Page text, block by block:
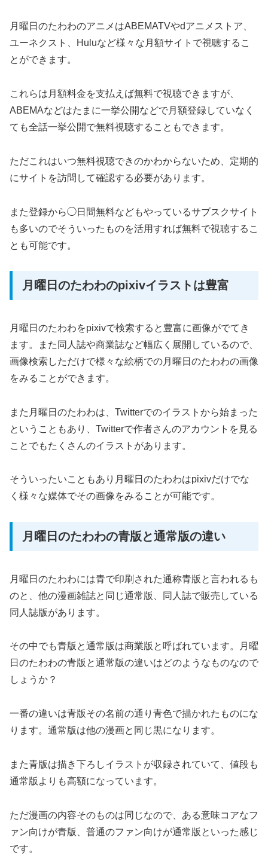
月曜日のたわわのアニメはABEMATVやdアニメストア、
ユーネクスト、Huluなど様々な月額サイトで視聴するこ
とができます。
これらは月額料金を支払えば無料で視聴できますが、
ABEMAなどはたまに一挙公開などで月額登録していなく
ても全話一挙公開で無料視聴することもできます。
ただこれはいつ無料視聴できのかわからないため、定期的
にサイトを訪問して確認する必要があります。
また登録から◯日間無料などもやっているサブスクサイト
も多いのでそういったものを活用すれば無料で視聴するこ
とも可能です。
月曜日のたわわのpixivイラストは豊富
月曜日のたわわをpixivで検索すると豊富に画像がでてき
ます。また同人誌や商業誌など幅広く展開しているので、
画像検索しただけで様々な絵柄での月曜日のたわわの画像
をみることができます。
また月曜日のたわわは、Twitterでのイラストから始まった
ということもあり、Twitterで作者さんのアカウントを見る
ことでもたくさんのイラストがあります。
そういったいこともあり月曜日のたわわはpixivだけでな
く様々な媒体でその画像をみることが可能です。
月曜日のたわわの青版と通常版の違い
月曜日のたわわには青で印刷された通称青版と言われるも
のと、他の漫画雑誌と同じ通常版、同人誌で販売している
同人誌版があります。
その中でも青版と通常版は商業版と呼ばれています。月曜
日のたわわの青版と通常版の違いはどのようなものなので
しょうか？
一番の違いは青版その名前の通り青色で描かれたものにな
ります。通常版は他の漫画と同じ黒になります。
また青版は描き下ろしイラストが収録されていて、値段も
通常版よりも高額になっています。
ただ漫画の内容そのものは同じなので、ある意味コアなフ
ァン向けが青版、普通のファン向けが通常版といった感じ
です。